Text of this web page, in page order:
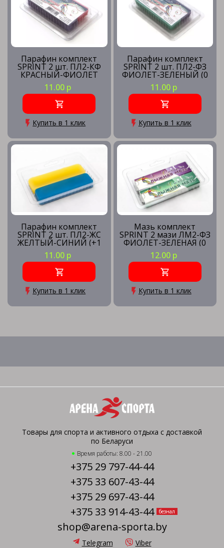
Парафин комплект
SPRINT 2 шт. ПЛ2-КФ
КРАСНЫЙ-ФИОЛЕТ
(+6 -4) 80 гр.
11.00 р
Купить в 1 клик
Парафин комплект
SPRINT 2 шт. ПЛ2-ФЗ
ФИОЛЕТ-ЗЕЛЕНЫЙ (0
-25) 80 гр.
11.00 р
Купить в 1 клик
Парафин комплект
SPRINT 2 шт. ПЛ2-ЖС
ЖЕЛТЫЙ-СИНИЙ (+1
-7) 80 гр.
11.00 р
Купить в 1 клик
Мазь комплект
SPRINT 2 мази ЛМ2-ФЗ
ФИОЛЕТ-ЗЕЛЕНАЯ (0
-12) 80 гр.
12.00 р
Купить в 1 клик
Товары для спорта и активного отдыха с доставкой
по Беларуси
Время работы: 8.00 - 21.00
+375 29 797-44-44
+375 33 607-43-44
+375 29 697-43-44
+375 33 914-43-44
безнал
shop@arena-sporta.by
Telegram Viber